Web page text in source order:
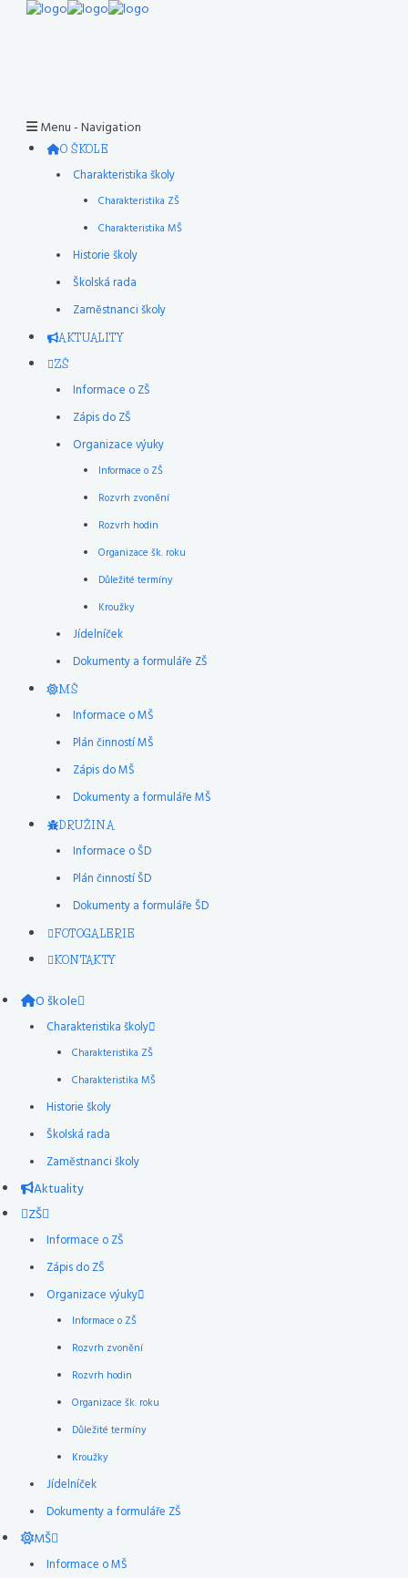
Menu -Navigation
O ŠKOLE
Charakteristika školy
Charakteristika ZŠ
Charakteristika MŠ
Historie školy
Školská rada
Zaměstnanci školy
AKTUALITY
ZŠ
Informace o ZŠ
Zápis do ZŠ
Organizace výuky
Informace o ZŠ
Rozvrh zvonění
Rozvrh hodin
Organizace šk. roku
Důležité termíny
Kroužky
Jídelníček
Dokumenty a formuláře ZŠ
MŠ
Informace o MŠ
Plán činností MŠ
Zápis do MŠ
Dokumenty a formuláře MŠ
DRUŽINA
Informace o ŠD
Plán činností ŠD
Dokumenty a formuláře ŠD
FOTOGALERIE
KONTAKTY
O škole
Charakteristika školy
Charakteristika ZŠ
Charakteristika MŠ
Historie školy
Školská rada
Zaměstnanci školy
Aktuality
ZŠ
Informace o ZŠ
Zápis do ZŠ
Organizace výuky
Informace o ZŠ
Rozvrh zvonění
Rozvrh hodin
Organizace šk. roku
Důležité termíny
Kroužky
Jídelníček
Dokumenty a formuláře ZŠ
MŠ
Informace o MŠ